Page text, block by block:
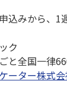
込みから、1
ク
と全国一律
ーター株式